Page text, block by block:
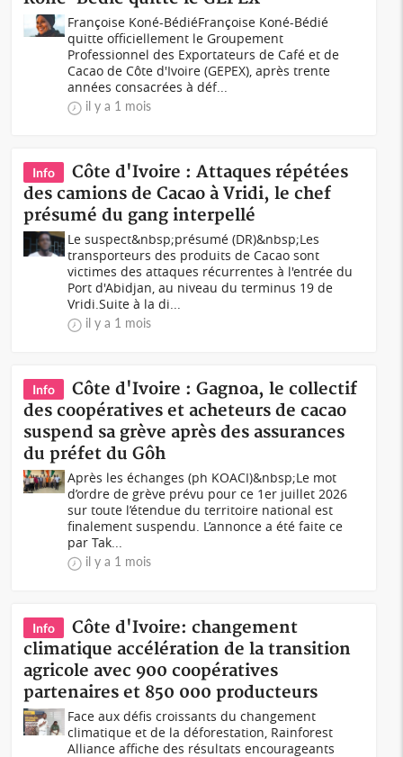
Françoise Koné-BédiéFrançoise Koné-Bédié
quitte officiellement le Groupement
Professionnel des Exportateurs de Café et de
Cacao de Côte d'Ivoire (GEPEX), après trente
années consacrées à déf...
il y a 1 mois
Info
Côte d'Ivoire : Attaques répétées
des camions de Cacao à Vridi, le chef
présumé du gang interpellé
Le suspect&nbsp;présumé (DR)&nbsp;Les
transporteurs des produits de Cacao sont
victimes des attaques récurrentes à l'entrée du
Port d'Abidjan, au niveau du terminus 19 de
Vridi.Suite à la di...
il y a 1 mois
Info
Côte d'Ivoire : Gagnoa, le collectif
des coopératives et acheteurs de cacao
suspend sa grève après des assurances
du préfet du Gôh
Après les échanges (ph KOACI)&nbsp;Le mot
d’ordre de grève prévu pour ce 1er juillet 2026
sur toute l’étendue du territoire national est
finalement suspendu. L’annonce a été faite ce
par Tak...
il y a 1 mois
Info
Côte d'Ivoire: changement
climatique accélération de la transition
agricole avec 900 coopératives
partenaires et 850 000 producteurs
Face aux défis croissants du changement
climatique et de la déforestation, Rainforest
Alliance affiche des résultats encourageants